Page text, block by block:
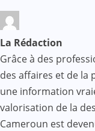
La Rédaction
Grâce à des
des affaires et de
une information
valorisation de la
Cameroun est